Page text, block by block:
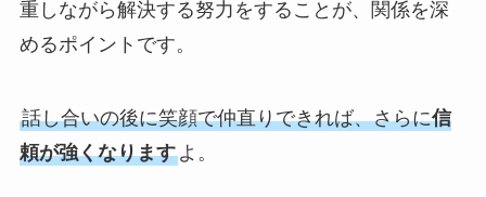
重しながら解決する努力をすることが、関係を深
めるポイントです。
話し合いの後に笑顔で仲直りできれば、さらに信
頼が強くなりますよ。